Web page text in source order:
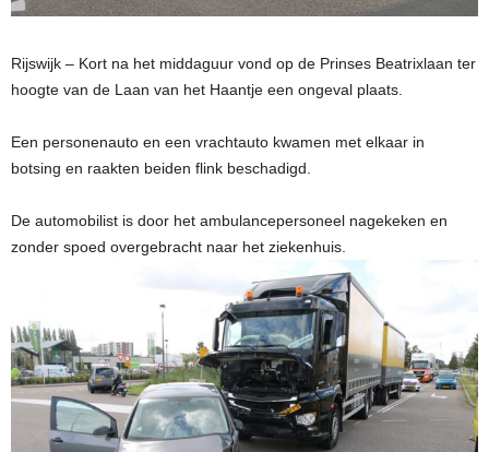
Rijswijk – Kort na het middaguur vond op de Prinses Beatrixlaan ter
hoogte van de Laan van het Haantje een ongeval plaats.
Een personenauto en een vrachtauto kwamen met elkaar in
botsing en raakten beiden flink beschadigd.
De automobilist is door het ambulancepersoneel nagekeken en
zonder spoed overgebracht naar het ziekenhuis.